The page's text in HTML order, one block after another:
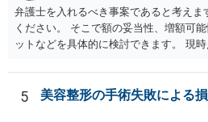
ただし，手術代の返金に応じた際に「
ん」という趣旨の合意をしてしまって
には困難となります。
弁護士を入れるべき事案であると考えま
ください。 そこで額の妥当性、増額可
ットなどを具体的に検討できます。 現
5 美容整形の手術失敗による